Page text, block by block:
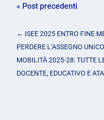
« Post precedenti
← ISEE 2025 ENTRO FINE
PERDERE L’ASSEGNO UNICO
MOBILITÀ 2025-28: TUTTE
DOCENTE, EDUCATIVO E ATA